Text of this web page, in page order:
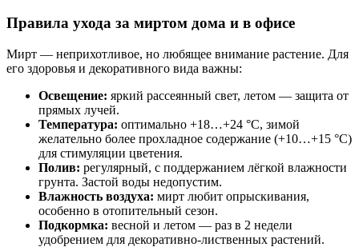
Правила ухода за миртом дома и в офисе
Мирт — неприхотливое, но любящее внимание растение. Для
его здоровья и декоративного вида важны:
Освещение: яркий рассеянный свет, летом — защита от
прямых лучей.
Температура: оптимально +18…+24 °C, зимой
желательно более прохладное содержание (+10…+15 °C)
для стимуляции цветения.
Полив: регулярный, с поддержанием лёгкой влажности
грунта. Застой воды недопустим.
Влажность воздуха: мирт любит опрыскивания,
особенно в отопительный сезон.
Подкормка: весной и летом — раз в 2 недели
удобрением для декоративно-лиственных растений.